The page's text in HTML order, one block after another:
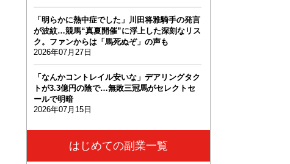
「明らかに熱中症でした」川田将雅騎手の発言
が波紋…競馬“真夏開催”に浮上した深刻なリス
ク。ファンからは「馬死ぬぞ」の声も
2026年07月27日
「なんかコントレイル安いな」デアリングタク
トが3.3億円の陰で…無敗三冠馬がセレクトセ
ールで明暗
2026年07月15日
はじめての副業一覧